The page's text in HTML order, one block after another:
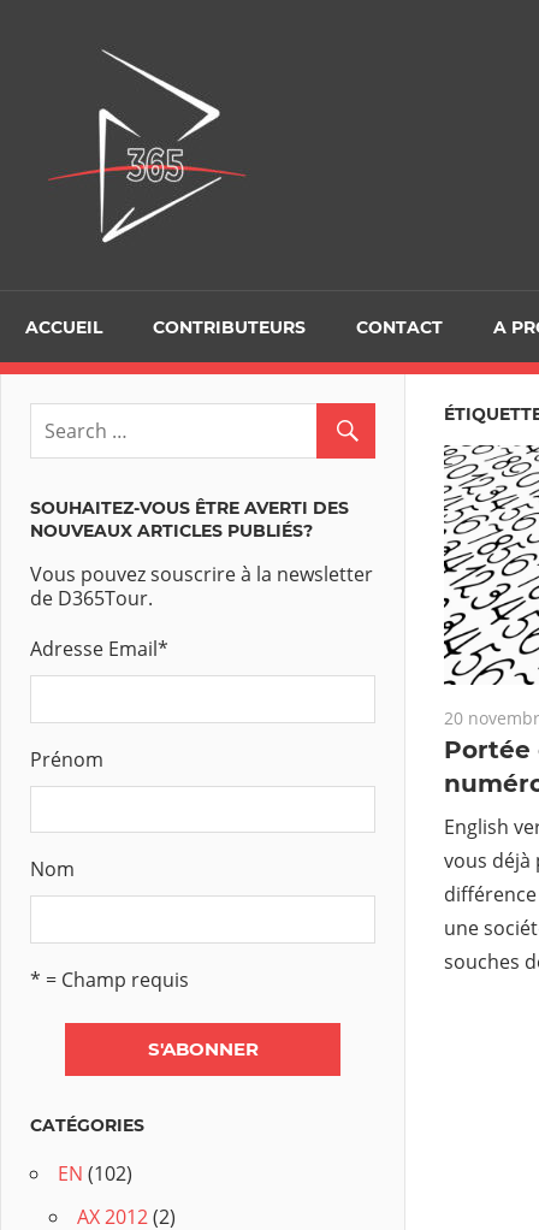
ACCUEIL CONTRIBUTEURS CONTACT A
20
Portée
English
vous déjà
une
souches
SOUHAITEZ-VOUS ÊTRE AVERTI DES
NOUVEAUX ARTICLES PUBLIÉS?
Vous pouvez souscrire à la newsletter
de D365Tour.
Adresse Email*
Prénom
Nom
* = Champ requis
CATÉGORIES
EN (102)
AX 2012(2)